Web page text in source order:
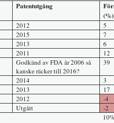
Patentutgång
(%)
2012
5
2015
7
2013
6
2011
12
Godkänd av FDA år 2006 så
kanske räcker till 2016?
39
2014
3
2013
17
2012
-4
Utgått
-2